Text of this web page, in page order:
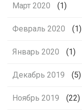
Март 2020 (1)
Февраль 2020 (1)
Январь 2020 (1)
Декабрь 2019 (5)
Ноябрь 2019 (22)